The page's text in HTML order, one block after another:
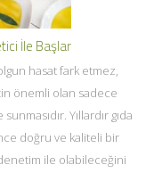
İle Başlar
hasat fark etmez,
önemli olan sadece
Yıllardır gıda
doğru ve kaliteli bir
ile olabileceğini